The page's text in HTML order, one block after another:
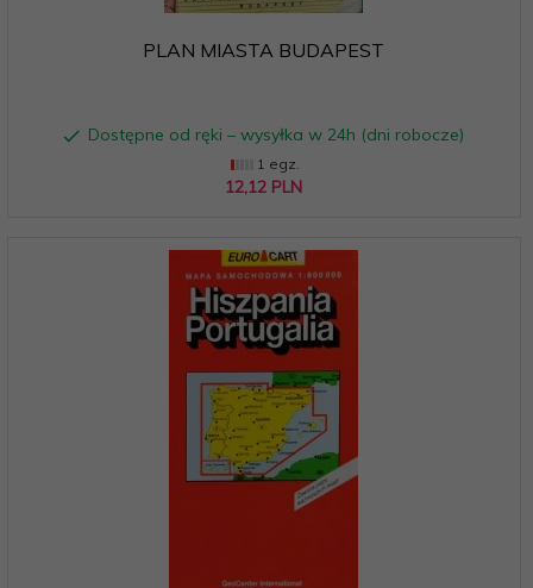
PLAN MIASTA BUDAPEST
Dostępne od ręki – wysyłka w 24h (dni robocze)
1 egz.
12,12 PLN